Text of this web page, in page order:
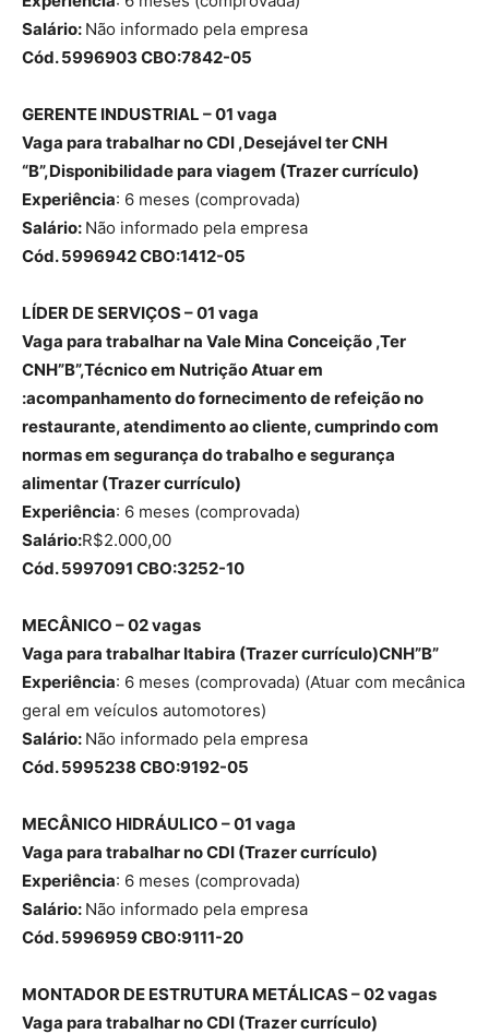
Salário: Não informado pela empresa
Cód. 5996903 CBO:7842-05
GERENTE INDUSTRIAL – 01 vaga
Vaga para trabalhar no CDI ,Desejável ter CNH
“B”,Disponibilidade para viagem (Trazer currículo)
Experiência: 6 meses (comprovada)
Salário: Não informado pela empresa
Cód. 5996942 CBO:1412-05
LÍDER DE SERVIÇOS – 01 vaga
Vaga para trabalhar na Vale Mina Conceição ,Ter
CNH”B”,Técnico em Nutrição Atuar em
:acompanhamento do fornecimento de refeição no
restaurante, atendimento ao cliente, cumprindo com
normas em segurança do trabalho e segurança
alimentar (Trazer currículo)
Experiência: 6 meses (comprovada)
Salário:R$2.000,00
Cód. 5997091 CBO:3252-10
MECÂNICO – 02 vagas
Vaga para trabalhar Itabira (Trazer currículo)CNH”B”
Experiência: 6 meses (comprovada) (Atuar com mecânica
geral em veículos automotores)
Salário: Não informado pela empresa
Cód. 5995238 CBO:9192-05
MECÂNICO HIDRÁULICO – 01 vaga
Vaga para trabalhar no CDI (Trazer currículo)
Experiência: 6 meses (comprovada)
Salário: Não informado pela empresa
Cód. 5996959 CBO:9111-20
MONTADOR DE ESTRUTURA METÁLICAS – 02 vagas
Vaga para trabalhar no CDI (Trazer currículo)